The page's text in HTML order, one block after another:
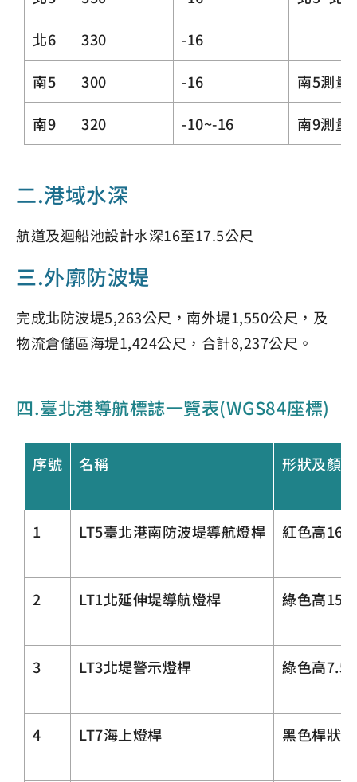
北6 330 -16
南5 300 -16 南5測量
南9 320 -10~-16 南9測量
二.港域水深
航道及迴船池設計水深16至17.5公尺
三.外廓防波堤
完成北防波堤5,263公尺，南外堤1,550公尺，及
物流倉儲區海堤1,424公尺，合計8,237公尺。
四.臺北港導航標誌一覽表(WGS84座標)
序號 名稱 形狀及顏色
1 LT5臺北港南防波堤導航燈桿 紅色高
2 LT1北延伸堤導航燈桿 綠色高
3 LT3北堤警示燈桿 綠色高7.5
4 LT7海上燈桿 黑色桿狀